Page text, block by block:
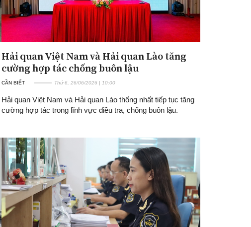
Hải quan Việt Nam và Hải quan Lào tăng
cường hợp tác chống buôn lậu
CẦN BIẾT Thứ 6, 26/06/2026 | 10:00
Hải quan Việt Nam và Hải quan Lào thống nhất tiếp tục tăng
cường hợp tác trong lĩnh vực điều tra, chống buôn lậu.